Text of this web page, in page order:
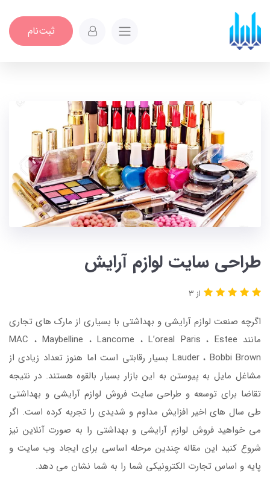
ثبت‌نام
طراحی سایت لوازم آرایش
از 3
اگرچه صنعت لوازم آرایشی و بهداشتی با بسیاری از مارک های تجاری
مانند MAC ، Maybelline ، Lancome ، L’oreal Paris ، Estee
Lauder ، Bobbi Brown بسیار رقابتی است اما هنوز تعداد زیادی از
مشاغل مایل به پیوستن به این بازار بسیار بالقوه هستند. در نتیجه
تقاضا برای توسعه و طراحی سایت فروش لوازم آرایشی و بهداشتی
طی سال های اخیر افزایش مداوم و شدیدی را تجربه کرده است. اگر
می خواهید فروش لوازم آرایشی و بهداشتی را به صورت آنلاین نیز
شروع کنید این مقاله چندین مرحله اساسی برای ایجاد وب سایت و
پایه و اساس تجارت الکترونیکی شما را به شما نشان می دهد.